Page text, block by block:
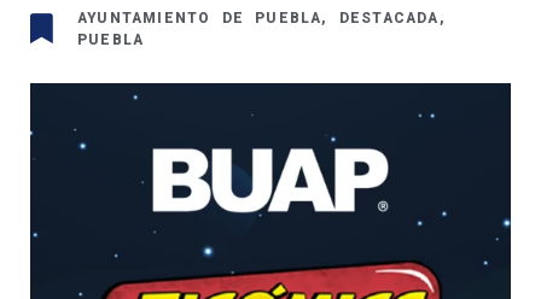
AYUNTAMIENTO DE PUEBLA, DESTACADA ,
PUEBLA